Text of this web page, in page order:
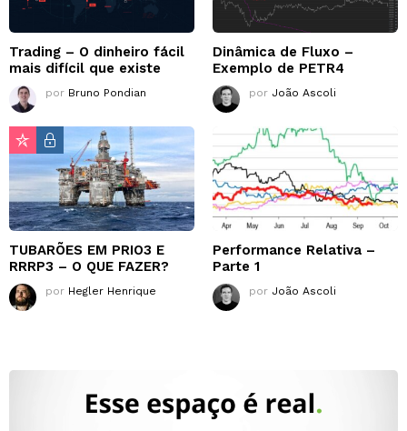
Trading – O dinheiro fácil
mais difícil que existe
por Bruno Pondian
Dinâmica de Fluxo –
Exemplo de PETR4
por João Ascoli
TUBARÕES EM PRIO3 E
RRRP3 – O QUE FAZER?
por Hegler Henrique
Performance Relativa –
Parte 1
por João Ascoli